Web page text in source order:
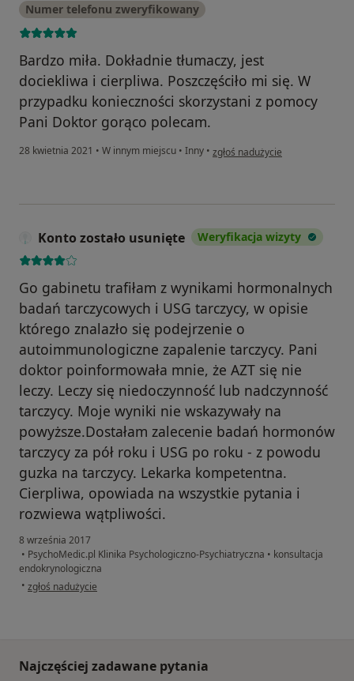
Numer telefonu zweryfikowany
Bardzo miła. Dokładnie tłumaczy, jest
dociekliwa i cierpliwa. Poszczęściło mi się. W
przypadku konieczności skorzystani z pomocy
Pani Doktor gorąco polecam.
28 kwietnia 2021 • W innym miejscu • Inny • w opinii użytkownika Bogdan
zgłoś nadużycie
Konto zostało usunięte Weryfikacja wizyty
Go gabinetu trafiłam z wynikami hormonalnych
badań tarczycowych i USG tarczycy, w opisie
którego znalazło się podejrzenie o
autoimmunologiczne zapalenie tarczycy. Pani
doktor poinformowała mnie, że AZT się nie
leczy. Leczy się niedoczynność lub nadczynność
tarczycy. Moje wyniki nie wskazywały na
powyższe.Dostałam zalecenie badań hormonów
tarczycy za pół roku i USG po roku - z powodu
guzka na tarczycy. Lekarka kompetentna.
Cierpliwa, opowiada na wszystkie pytania i
rozwiewa wątpliwości.
8 września 2017
• PsychoMedic.pl Klinika Psychologiczno-Psychiatryczna • konsultacja
endokrynologiczna
• w opinii użytkownika Konto zostało usunięte
zgłoś nadużycie
Najczęściej zadawane pytania